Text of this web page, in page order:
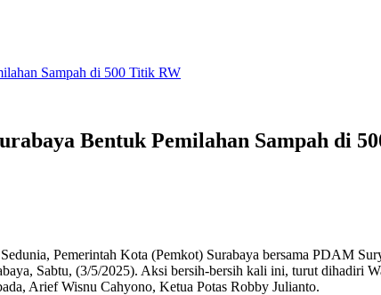
Sampah di 500 Titik RW
Bentuk Pemilahan Sampah di
Pemerintah Kota (Pemkot) Surabaya bersama PDAM
Sabtu, (3/5/2025). Aksi bersih-bersih kali ini, turut
Arief Wisnu Cahyono, Ketua Potas Robby Julianto.